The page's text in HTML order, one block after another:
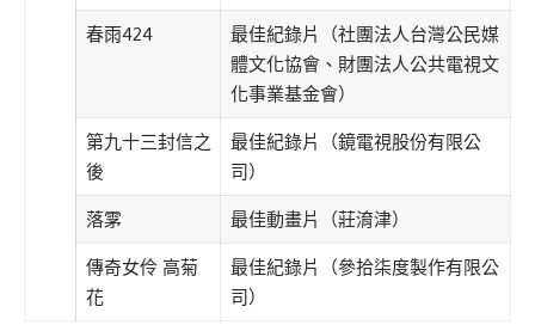
春雨424
最佳紀錄片（社團法人台灣公民媒
體文化協會、財團法人公共電視文
化事業基金會）
第九十三封信之
後
最佳紀錄片（鏡電視股份有限公
司）
落雺 最佳動畫片（莊淯津）
傳奇女伶 高菊
花
最佳紀錄片（參拾柒度製作有限公
司）